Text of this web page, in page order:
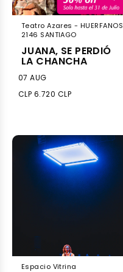
Teatro Azares - HUERFANOS
2146 SANTIAGO
JUANA, SE PERDIÓ
LA CHANCHA
07 AUG
CLP 6.720 CLP
Espacio Vitrina